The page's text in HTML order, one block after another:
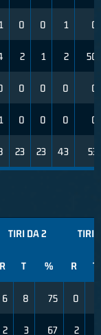
0 0 1 0
2 1 2 50
0 0 0 0
0 0 0 0
23 23 43 53
TIRI DA 2 TIRI
R T % R T
6 8 75 0
2 3 67 2